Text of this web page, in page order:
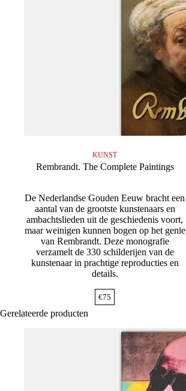
KUNST
Rembrandt. The Complete Paintings
De Nederlandse Gouden Eeuw bracht een
aantal van de grootste kunstenaars en
ambachtslieden uit de geschiedenis voort,
maar weinigen kunnen bogen op het genie
van Rembrandt. Deze monografie
verzamelt de 330 schilderijen van de
kunstenaar in prachtige reproducties en
details.
€75
Gerelateerde producten